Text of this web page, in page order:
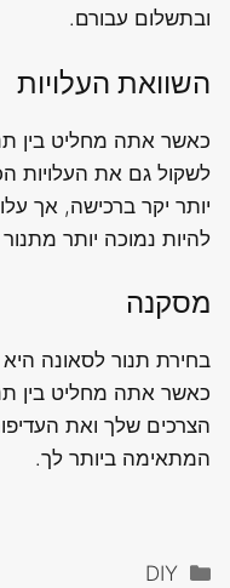
ובתשלום עבורם.
השוואת העלויות
כאשר אתה מחליט בין
לשקול גם את העלויות
יותר יקר ברכישה, אך
להיות נמוכה יותר
מסקנה
בחירת תנור לסאונה
כאשר אתה מחליט בין
הצרכים שלך ואת
המתאימה ביותר לך.
קטגוריות
DIY